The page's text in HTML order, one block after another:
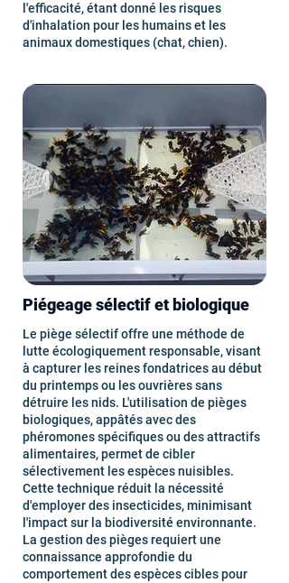
l'efficacité, étant donné les risques
d'inhalation pour les humains et les
animaux domestiques (chat, chien).
Piégeage sélectif et biologique
Le piège sélectif offre une méthode de
lutte écologiquement responsable, visant
à capturer les reines fondatrices au début
du printemps ou les ouvrières sans
détruire les nids. L'utilisation de pièges
biologiques, appâtés avec des
phéromones spécifiques ou des attractifs
alimentaires, permet de cibler
sélectivement les espèces nuisibles.
Cette technique réduit la nécessité
d'employer des insecticides, minimisant
l'impact sur la biodiversité environnante.
La gestion des pièges requiert une
connaissance approfondie du
comportement des espèces cibles pour